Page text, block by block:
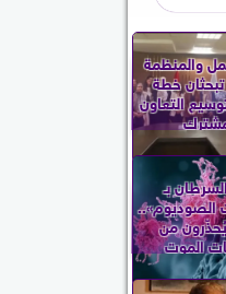
والمنظمة
تبحثان خطة
التعاون
بـ
الصوديوم»..
من
الموت